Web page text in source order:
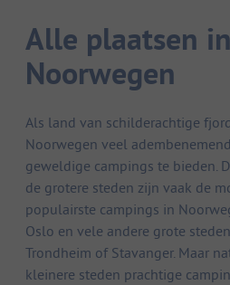
Alle plaatsen in
Noorwegen
Als land van schilderachtige
Noorwegen veel
geweldige campings te bieden.
de grotere steden zijn vaak de
populairste campings in
Oslo en vele andere grote
Trondheim of Stavanger. Maar
kleinere steden prachtige